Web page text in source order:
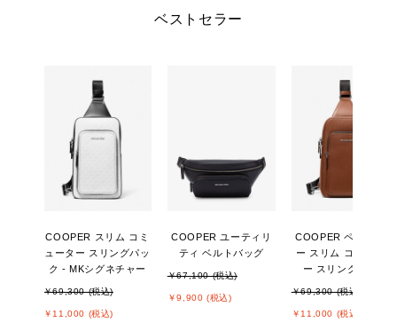
ベストセラー
COOPER スリム コミ
ューター スリングパッ
ク - MKシグネチャー
￥69,300 (税込)
￥11,000 (税込)
COOPER ユーティリ
ティ ベルトバッグ
￥67,100 (税込)
￥9,900 (税込)
COOPER ペブルレザ
ー スリム コミュータ
ー スリングパック
￥69,300 (税込)
￥11,000 (税込)